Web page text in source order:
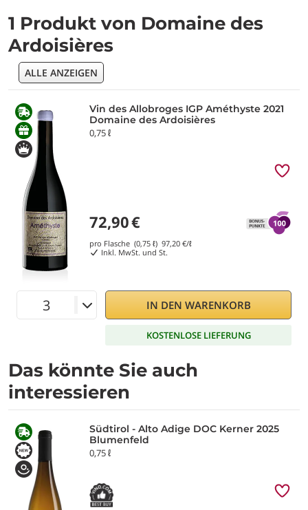
1 Produkt von Domaine des
Ardoisières
ALLE ANZEIGEN
Vin des Allobroges IGP Améthyste 2021
Domaine des Ardoisières
0,75 ℓ
72,90€
pro Flasche (0,75 ℓ) 97,20 €/ℓ
Inkl. MwSt. und St.
IN DEN WARENKORB
KOSTENLOSE LIEFERUNG
Das könnte Sie auch
interessieren
Südtirol - Alto Adige DOC Kerner 2025
Blumenfeld
0,75 ℓ